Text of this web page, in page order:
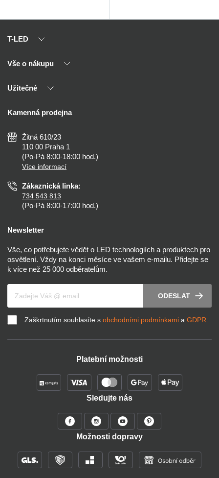
T-LED
O nás
Kontakty
Vše o nákupu
Výhody T-LED
Montáž
Nejčastější dotazy
Než koupíte
Osvětlení dle místnosti
Užitečné
Reklamace a vrácení
Zásady ochrany soukromí
Nastavení cookies
Prohlášení o přístupnosti
Kamenná prodejna
Žitná 610/23
110 00 Praha 1
(Po-Pá 8:00-18:00 hod.)
Více informací
Zákaznická linka:
734 543 813
(Po-Pá 8:00-17:00 hod.)
Newsletter
Vše, co potřebujete vědět o LED technologiích a produktech pro
osvětlení. Vždy na konci měsíce ve vašem e-mailu. Přidejte se
k více než 25 000 odběratelům.
ODESLAT
Zaškrtnutím souhlasíte s obchodními podmínkami a GDPR.
Platební možnosti
Sledujte nás
Možnosti dopravy